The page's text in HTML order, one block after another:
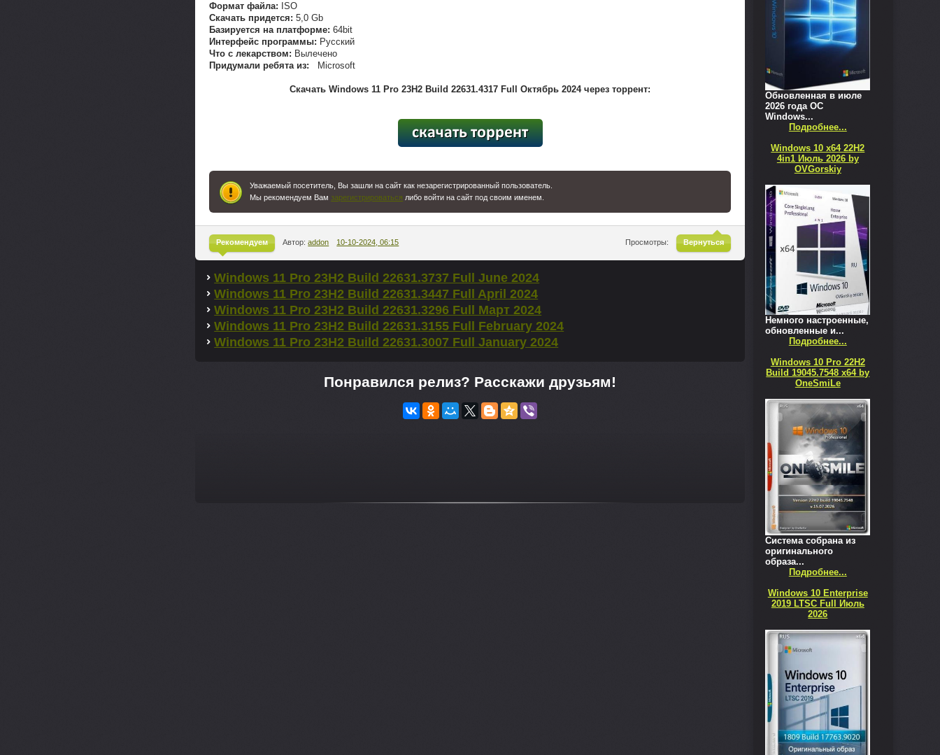
Формат файла: ISO
Скачать придется: 5,0 Gb
Базируется на платформе: 64bit
Интерфейс программы: Русский
Что с лекарством: Вылечено
Придумали ребята из:
Microsoft
Скачать Windows 11 Pro 23H2 Build 22631.4317 Full Октябрь 2024 через торрент:
Уважаемый посетитель, Вы зашли на сайт как незарегистрированный пользователь.
Мы рекомендуем Вам зарегистрироваться либо войти на сайт под своим именем.
Вернуться
Просмотры:
Рекомендуем
^
Автор:addon 10-10-2024, 06:15
Windows 11 Pro 23H2 Build 22631.3737 Full June 2024
Windows 11 Pro 23H2 Build 22631.3447 Full April 2024
Windows 11 Pro 23H2 Build 22631.3296 Full Март 2024
Windows 11 Pro 23H2 Build 22631.3155 Full February 2024
Windows 11 Pro 23H2 Build 22631.3007 Full January 2024
Понравился релиз? Расскажи друзьям!
Обновленная в июле
2026 года ОС
Windows...
Подробнее...
Windows 10 x64 22H2
4in1 Июль 2026 by
OVGorskiy
Немного настроенные,
обновленные и...
Подробнее...
Windows 10 Pro 22H2
Build 19045.7548 x64 by
OneSmiLe
Система собрана из
оригинального
образа...
Подробнее...
Windows 10 Enterprise
2019 LTSC Full Июль
2026